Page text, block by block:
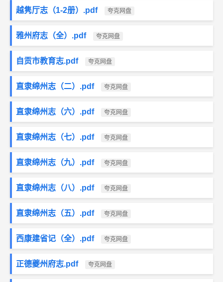
越隽厅志（1-2册）.pdf 夸克网盘
雅州府志（全）.pdf 夸克网盘
自贡市教育志.pdf 夸克网盘
直隶绵州志（二）.pdf 夸克网盘
直隶绵州志（六）.pdf 夸克网盘
直隶绵州志（七）.pdf 夸克网盘
直隶绵州志（九）.pdf 夸克网盘
直隶绵州志（八）.pdf 夸克网盘
直隶绵州志（五）.pdf 夸克网盘
西康建省记（全）.pdf 夸克网盘
正德夔州府志.pdf 夸克网盘